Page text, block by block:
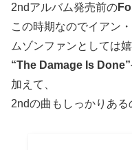
2ndアルバム発売前の
この時期なのでイアン
ムゾンファンとしては
“The Damage Is Done”
加えて、
2ndの曲もしっかりある